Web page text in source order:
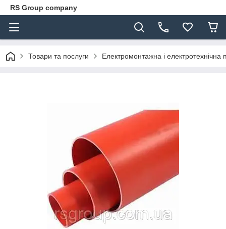
RS Group company
Товари та послуги Електромонтажна і електротехнічна